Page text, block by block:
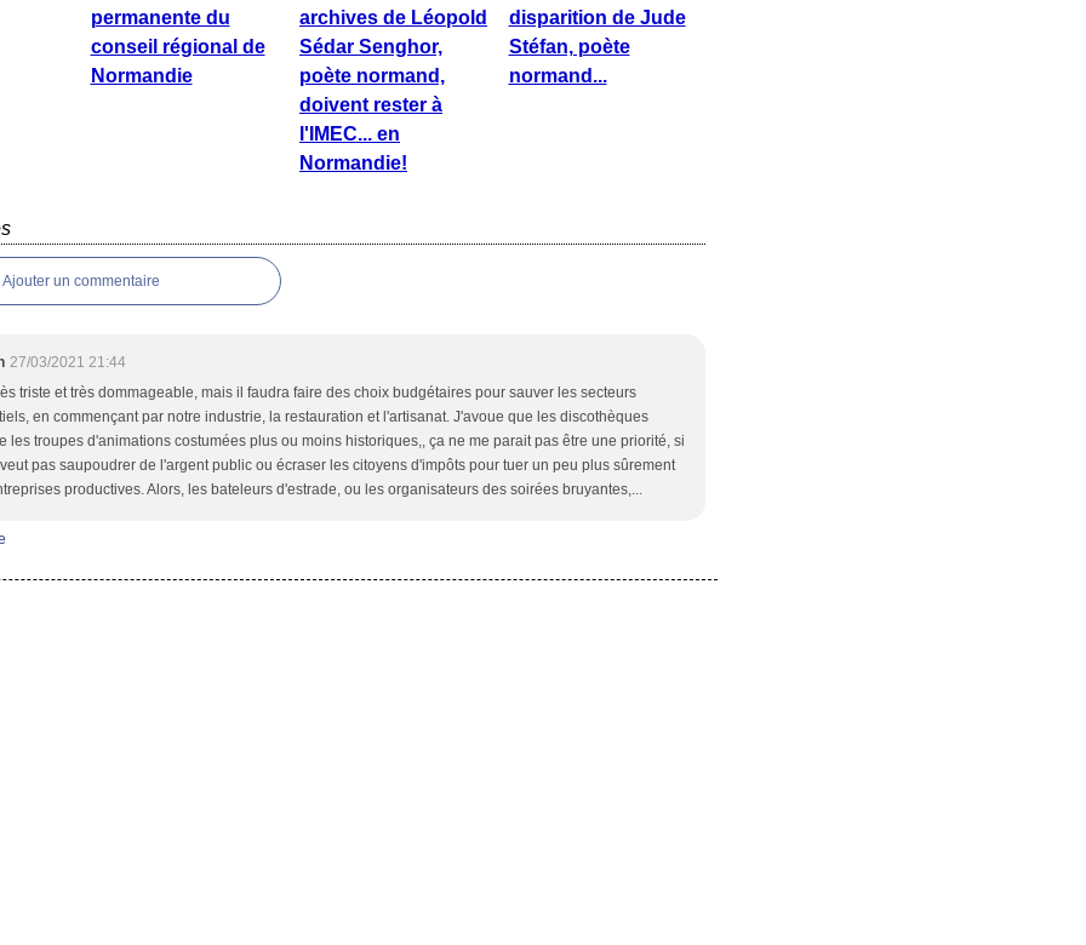
permanente du
conseil régional de
Normandie
archives de Léopold
Sédar Senghor,
poète normand,
doivent rester à
l'IMEC... en
Normandie!
disparition de Jude
Stéfan, poète
normand...
Ajouter un commentaire
27/03/2021 21:44
triste et très dommageable, mais il faudra faire des choix budgétaires pour sauver les secteurs
en commençant par notre industrie, la restauration et l'artisanat. J'avoue que les discothèques
les troupes d'animations costumées plus ou moins historiques,, ça ne me parait pas être une priorité, si
pas saupoudrer de l'argent public ou écraser les citoyens d'impôts pour tuer un peu plus sûrement
productives. Alors, les bateleurs d'estrade, ou les organisateurs des soirées bruyantes,...